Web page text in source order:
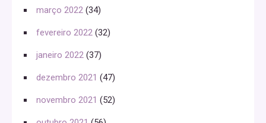
março 2022 (34)
fevereiro 2022 (32)
janeiro 2022 (37)
dezembro 2021 (47)
novembro 2021 (52)